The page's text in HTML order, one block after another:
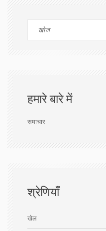
हमारे बारे में
समाचार
श्रेणियाँ
खेल